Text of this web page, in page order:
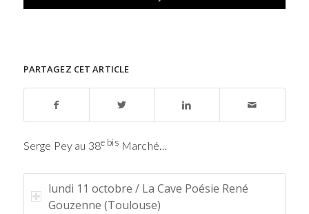
PARTAGEZ CET ARTICLE
Serge Pey au 38e bis Marché…
lundi 11 octobre / La Cave Poésie René
Gouzenne (Toulouse)